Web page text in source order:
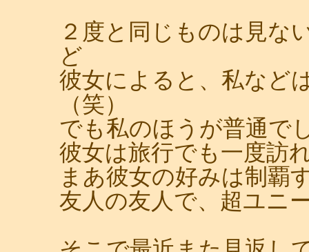
２度と同じものは見な
ど
彼女によると、私など
（笑）
でも私のほうが普通で
彼女は旅行でも一度訪
まあ彼女の好みは制覇
友人の友人で、超ユニ